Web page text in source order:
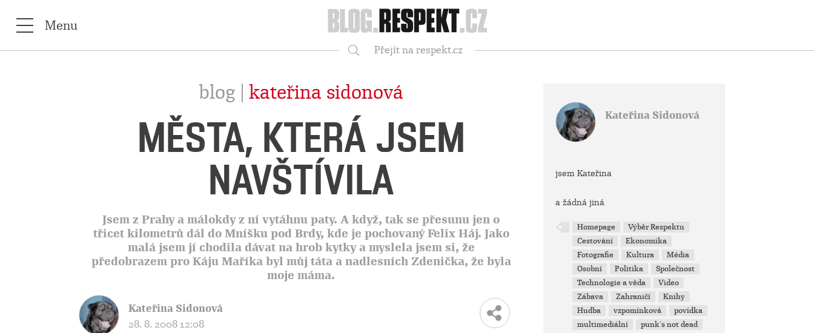
Respekt
Menu
Přejít na respekt.cz
blog | kateřina sidonová
MĚSTA, KTERÁ JSEM
NAVŠTÍVILA
Jsem z Prahy a málokdy z ní vytáhnu paty. A když, tak se přesunu jen o
třicet kilometrů dál do Mníšku pod Brdy, kde je pochovaný Felix Háj. Jako
malá jsem jí chodila dávat na hrob kytky a myslela jsem si, že
předobrazem pro Káju Maříka byl můj táta a nadlesních Zdenička, že byla
moje máma.
Kateřina Sidonová
28. 8. 2008 12:08
Kateřina Sidonová
jsem Kateřina
a žádná jiná
Homepage
Výběr Respektu
Cestování
Ekonomika
Fotografie
Kultura
Média
Osobní
Politika
Společnost
Technologie a věda
Video
Zábava
Zahraničí
Knihy
Hudba
vzpomínková
povídka
multimediální
punk´s not dead